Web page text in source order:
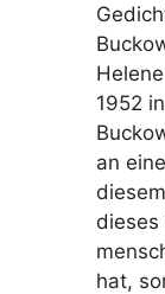
1952
an
dieses
hat,